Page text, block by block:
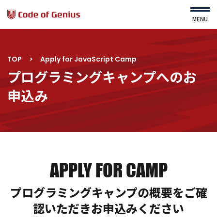
MENU
HOME
コース・カリキュラム
About Us
運営会社
コース一覧 ｾﾙﾌスタディ詳細
TOP > Apply for JavaScript Camp
プログラミングキャンプへのお
申込み
APPLY FOR CAMP
プログラミングキャンプの概要をご確
認いただきお申込みください